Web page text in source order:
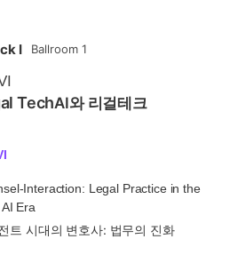
I Ballroom 1
TechAI와 리걸테크
Interaction: Legal Practice in the
Era
트 시대의 변호사: 법무의 진화